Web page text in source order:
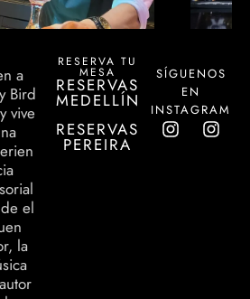
a
Bird
vive
el
la
RESERVA TU
MESA
RESERVAS
MEDELLÍN
RESERVAS
PEREIRA
SÍGUENOS
EN
INSTAGRAM